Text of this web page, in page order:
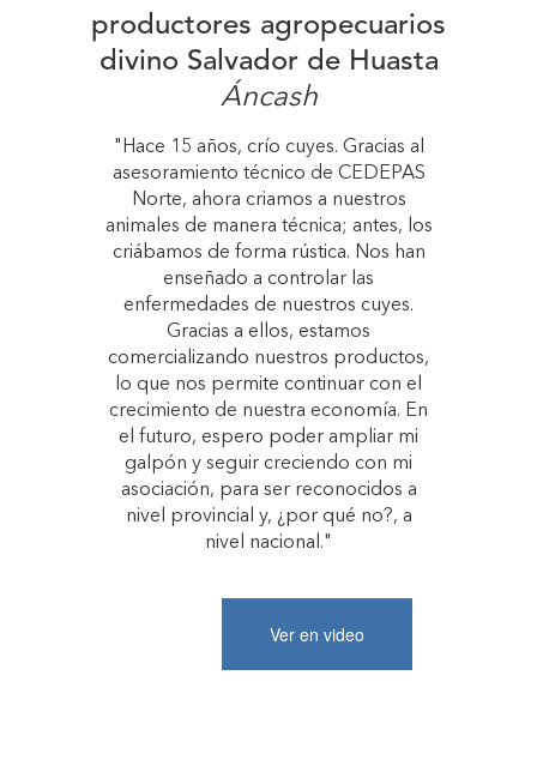
productores agropecuarios
divino Salvador de Huasta
Áncash
"Hace 15 años, crío cuyes. Gracias al
asesoramiento técnico de CEDEPAS
Norte, ahora criamos a nuestros
animales de manera técnica; antes, los
criábamos de forma rústica. Nos han
enseñado a controlar las
enfermedades de nuestros cuyes.
Gracias a ellos, estamos
comercializando nuestros productos,
lo que nos permite continuar con el
crecimiento de nuestra economía. En
el futuro, espero poder ampliar mi
galpón y seguir creciendo con mi
asociación, para ser reconocidos a
nivel provincial y, ¿por qué no?, a
nivel nacional."
Ver en video